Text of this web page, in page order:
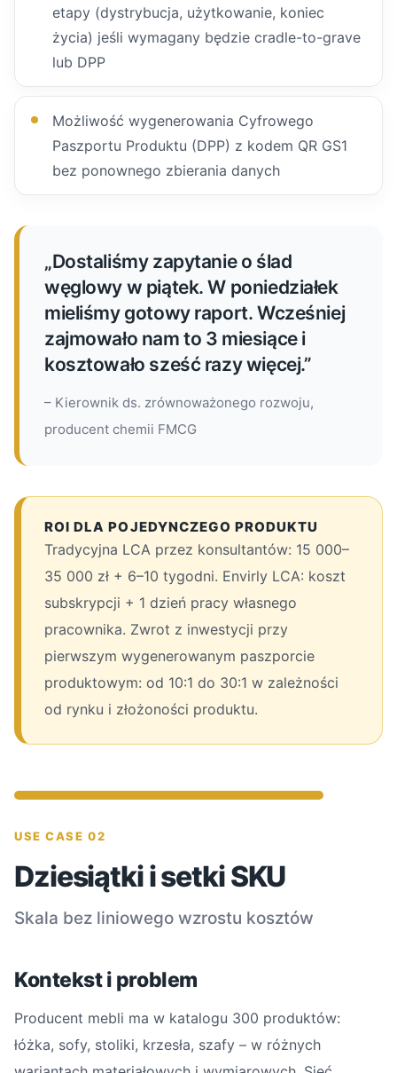
etapy (dystrybucja, użytkowanie, koniec
życia) jeśli wymagany będzie cradle-to-grave
lub DPP
Możliwość wygenerowania Cyfrowego
Paszportu Produktu (DPP) z kodem QR GS1
bez ponownego zbierania danych
„Dostaliśmy zapytanie o ślad
węglowy w piątek. W poniedziałek
mieliśmy gotowy raport. Wcześniej
zajmowało nam to 3 miesiące i
kosztowało sześć razy więcej.”
– Kierownik ds. zrównoważonego rozwoju,
producent chemii FMCG
ROI DLA POJEDYNCZEGO PRODUKTU
Tradycyjna LCA przez konsultantów: 15 000–
35 000 zł + 6–10 tygodni. Envirly LCA: koszt
subskrypcji + 1 dzień pracy własnego
pracownika. Zwrot z inwestycji przy
pierwszym wygenerowanym paszporcie
produktowym: od 10:1 do 30:1 w zależności
od rynku i złożoności produktu.
USE CASE 02
Dziesiątki i setki SKU
Skala bez liniowego wzrostu kosztów
Kontekst i problem
Producent mebli ma w katalogu 300 produktów:
łóżka, sofy, stoliki, krzesła, szafy – w różnych